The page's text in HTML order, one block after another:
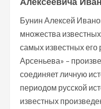
Алексеевича
Бунин Алексей
множества
самых известных
Арсеньева» –
соединяет личную
периодом русской
известных